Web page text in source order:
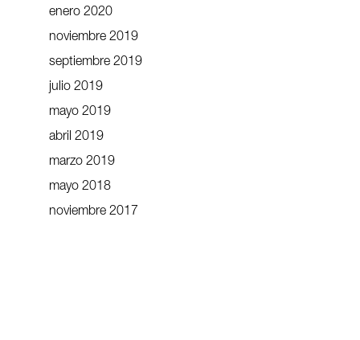
enero 2020
noviembre 2019
septiembre 2019
julio 2019
mayo 2019
abril 2019
marzo 2019
mayo 2018
noviembre 2017